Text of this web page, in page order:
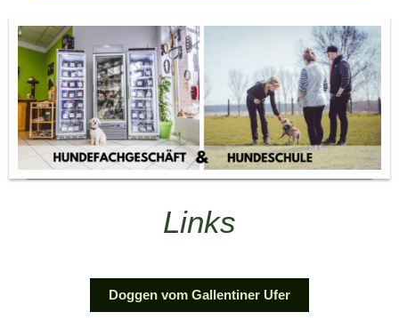
Links
Doggen vom Gallentiner Ufer